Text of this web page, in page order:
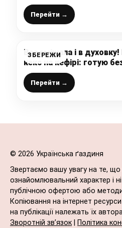
Перейти →
ЗБЕРЕЖИ
Все змішала і в
кекс на кефірі: готую
просто та неймовірно
Перейти →
© 2026 Українська ґаздиня
Звертаємо вашу увагу на те, що
ознайомлювальний характер і
публічною офертою або
Копіювання на інтернет
на публікації належать їх
Зворотній зв’язок
Політика